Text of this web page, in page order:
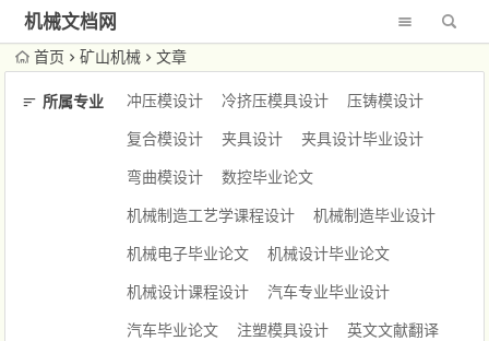
机械文档网
首页 矿山机械 文章
所属专业 冲压模设计 冷挤压模具设计 压铸模设计
复合模设计 夹具设计 夹具设计毕业设计
弯曲模设计 数控毕业论文
机械制造工艺学课程设计 机械制造毕业设计
机械电子毕业论文 机械设计毕业论文
机械设计课程设计 汽车专业毕业设计
汽车毕业论文 注塑模具设计 英文文献翻译